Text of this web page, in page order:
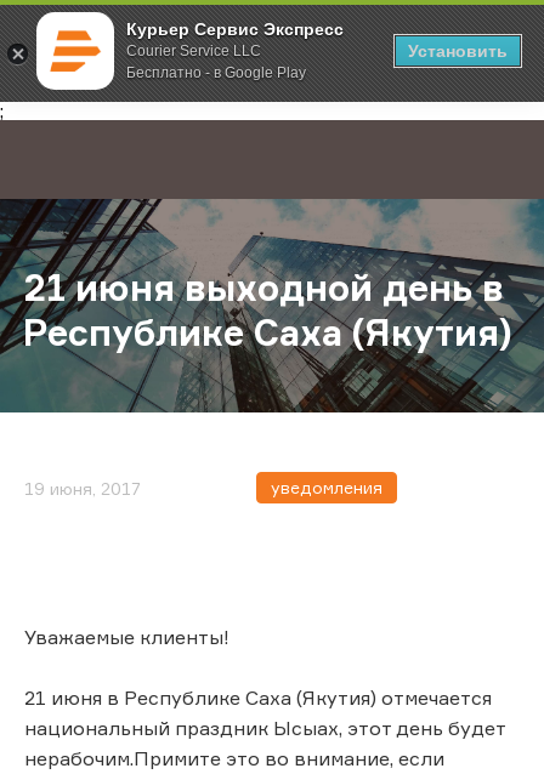
Курьер Сервис Экспресс
Courier Service LLC
Бесплатно - в Google Play
Установить
;
Главная О компании Новости 21 июня выходной день в
21 июня выходной день в
Республике Саха (Якутия)
19 июня, 2017 уведомления
Уважаемые клиенты!
21 июня в Республике Саха (Якутия) отмечается
национальный праздник Ысыах, этот день будет
нерабочим.Примите это во внимание, если